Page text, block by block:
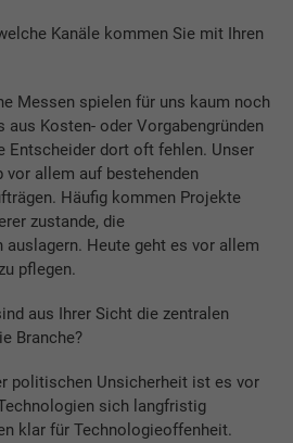
Kanäle kommen Sie mit Ihren
Messen spielen für uns kaum noch
aus Kosten- oder Vorgabengründen
Entscheider dort oft fehlen. Unser
allem auf bestehenden
Häufig kommen Projekte
zustande, die
Heute geht es vor allem
pflegen.
aus Ihrer Sicht die zentralen
Branche?
politischen Unsicherheit ist es vor
sich langfristig
klar für Technologieoffenheit.